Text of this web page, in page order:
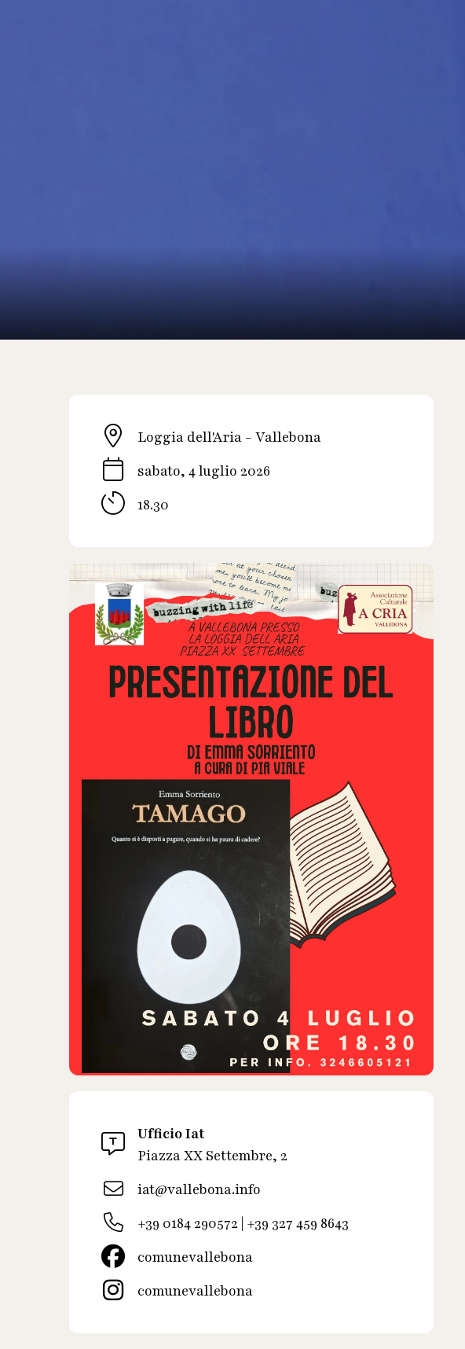
Loggia dell'Aria - Vallebona
sabato, 4 luglio 2026
18.30
Ufficio Iat
Piazza XX Settembre, 2
iat@vallebona.info
+39 0184 290572 | +39 327 459 8643
comunevallebona
comunevallebona